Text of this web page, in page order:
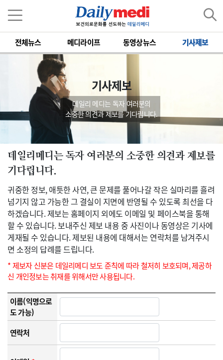
전체뉴스 메디라이프 동영상뉴스 기사제보
기사제보
데일리 메디는 독자 여러분의
소중한 의견과 제보를 기다립니다.
데일리메디는 독자 여러분의 소중한 의견과 제보를
기다립니다.
귀중한 정보, 애틋한 사연, 큰 문제를 풀어나갈 작은 실마리를 흘려
넘기지 않고 가능한 그 결실이 지면에 반영될 수 있도록 최선을 다
하겠습니다. 제보는 홈페이지 외에도 이메일 및 페이스북을 통해
할 수 있습니다. 보내주신 제보 내용 중 사진이나 동영상은 기사에
게재될 수 있습니다. 제보된 내용에 대해서는 연락처를 남겨주시
면 소정의 답례를 드립니다.
* 제보자 신분은 데일리메디 보도 준칙에 따라 철저히 보호되며, 제공하
신 개인정보는 취재를 위해서만 사용됩니다.
이름(익명으로
도 가능)
연락처